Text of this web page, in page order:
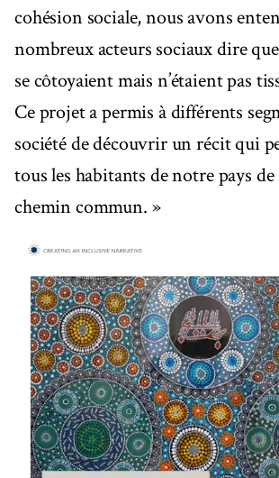
cohésion sociale, nous avons
nombreux acteurs sociaux dire
se côtoyaient mais n’étaient pas
Ce projet a permis à différents
société de découvrir un récit qui
tous les habitants de notre pays
chemin commun. »